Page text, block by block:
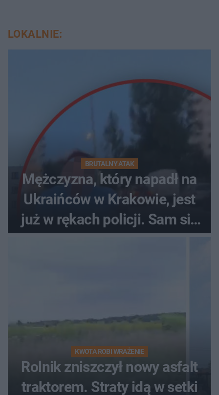
LOKALNIE:
BRUTALNY ATAK
Mężczyzna, który napadł na
Ukraińców w Krakowie, jest
już w rękach policji. Sam się
KWOTA ROBI WRAŻENIE
Rolnik zniszczył nowy asfalt
traktorem. Straty idą w setki